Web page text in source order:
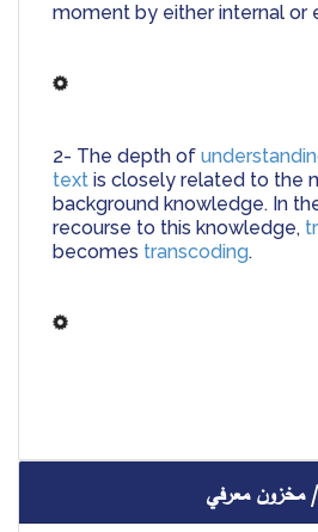
moment by either internal or
2- The depth of
text is closely related to the
background knowledge. In
recourse to this knowledge,
becomes transcoding.
مخزون معرفي